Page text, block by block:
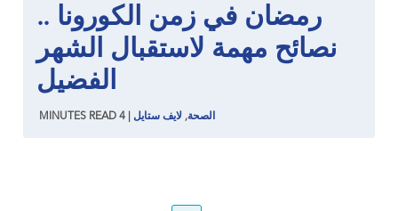
رمضان في زمن الكورونا ..
نصائح مهمة لاستقبال الشهر
الفضيل
الصحة, لايف ستايل 4
MINUTES READ